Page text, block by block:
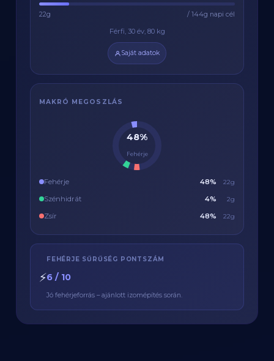
22g
/ 144g napi cél
Férfi, 30 év, 80 kg
Saját adatok
MAKRÓ MEGOSZLÁS
48%
Fehérje
Fehérje 48% 22g
Szénhidrát 4% 2g
Zsír 48% 22g
⚡
FEHÉRJE SŰRŰSÉG PONTSZÁM
6 / 10
Jó fehérjeforrás – ajánlott izomépítés során.